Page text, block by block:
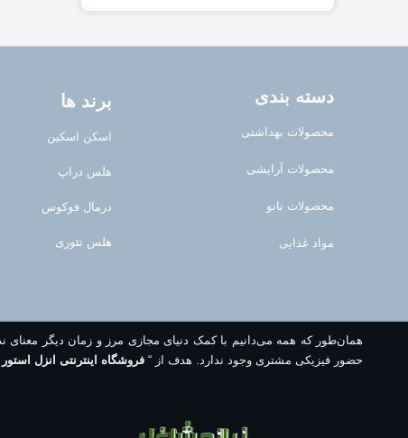
دسته بندی
محصولات بهداشتی
محصولات آرایشی
محصولات نانو
مواد غذایی
برند ها
اسکن اسکین
هلس دراپ
درمال فوکوس
هلس تئوری
همان‌طور که همه می‌دانیم با کمک دنیای مجازی مرز و زمان دیگر
حضور فیزیکی مشتری وجود ندارد. هدف از “ فروشگاه اینترنتی انزل استور